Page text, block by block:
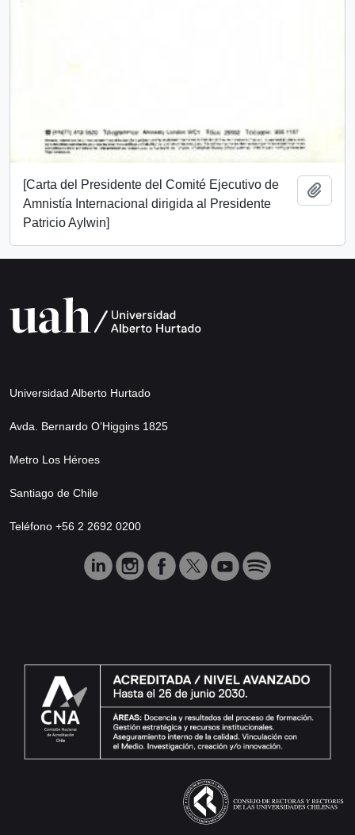
[Carta del Presidente del Comité Ejecutivo de
Amnistía Internacional dirigida al Presidente
Patricio Aylwin]
Universidad Alberto Hurtado
Avda. Bernardo O’Higgins 1825
Metro Los Héroes
Santiago de Chile
Teléfono +56 2 2692 0200